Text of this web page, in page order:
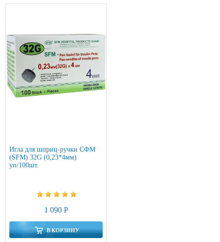
Игла для шприц-ручки СФМ
(SFM) 32G (0,23*4мм)
уп/100шт.
1 090 Р
В КОРЗИНУ